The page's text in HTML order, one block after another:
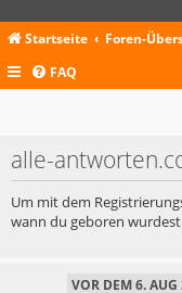
Startseite Foren-
FAQ
alle-
Um mit dem
wann du geboren